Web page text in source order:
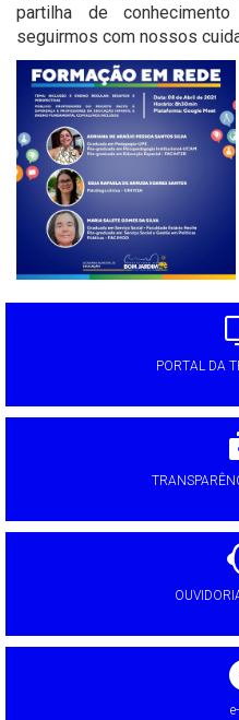
partilha de
seguirmos com nossos
PORTAL DA